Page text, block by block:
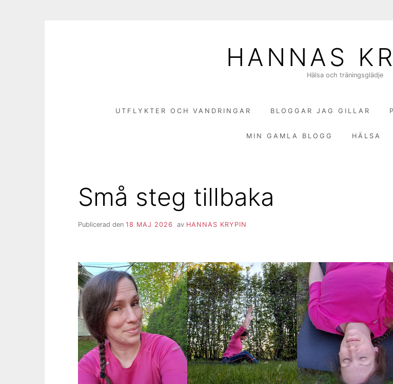
HANNAS
Hälsa och träningsglädje
UTFLYKTER OCH VANDRINGAR BLOGGAR JAG GILLAR
MIN GAMLA BLOGG HÄLSA
Små steg tillbaka
Publicerad den 18 MAJ 2026 av HANNAS KRYPIN